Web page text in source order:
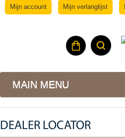
Mijn account Mijn verlanglijst
MAIN MENU
DEALER LOCATOR